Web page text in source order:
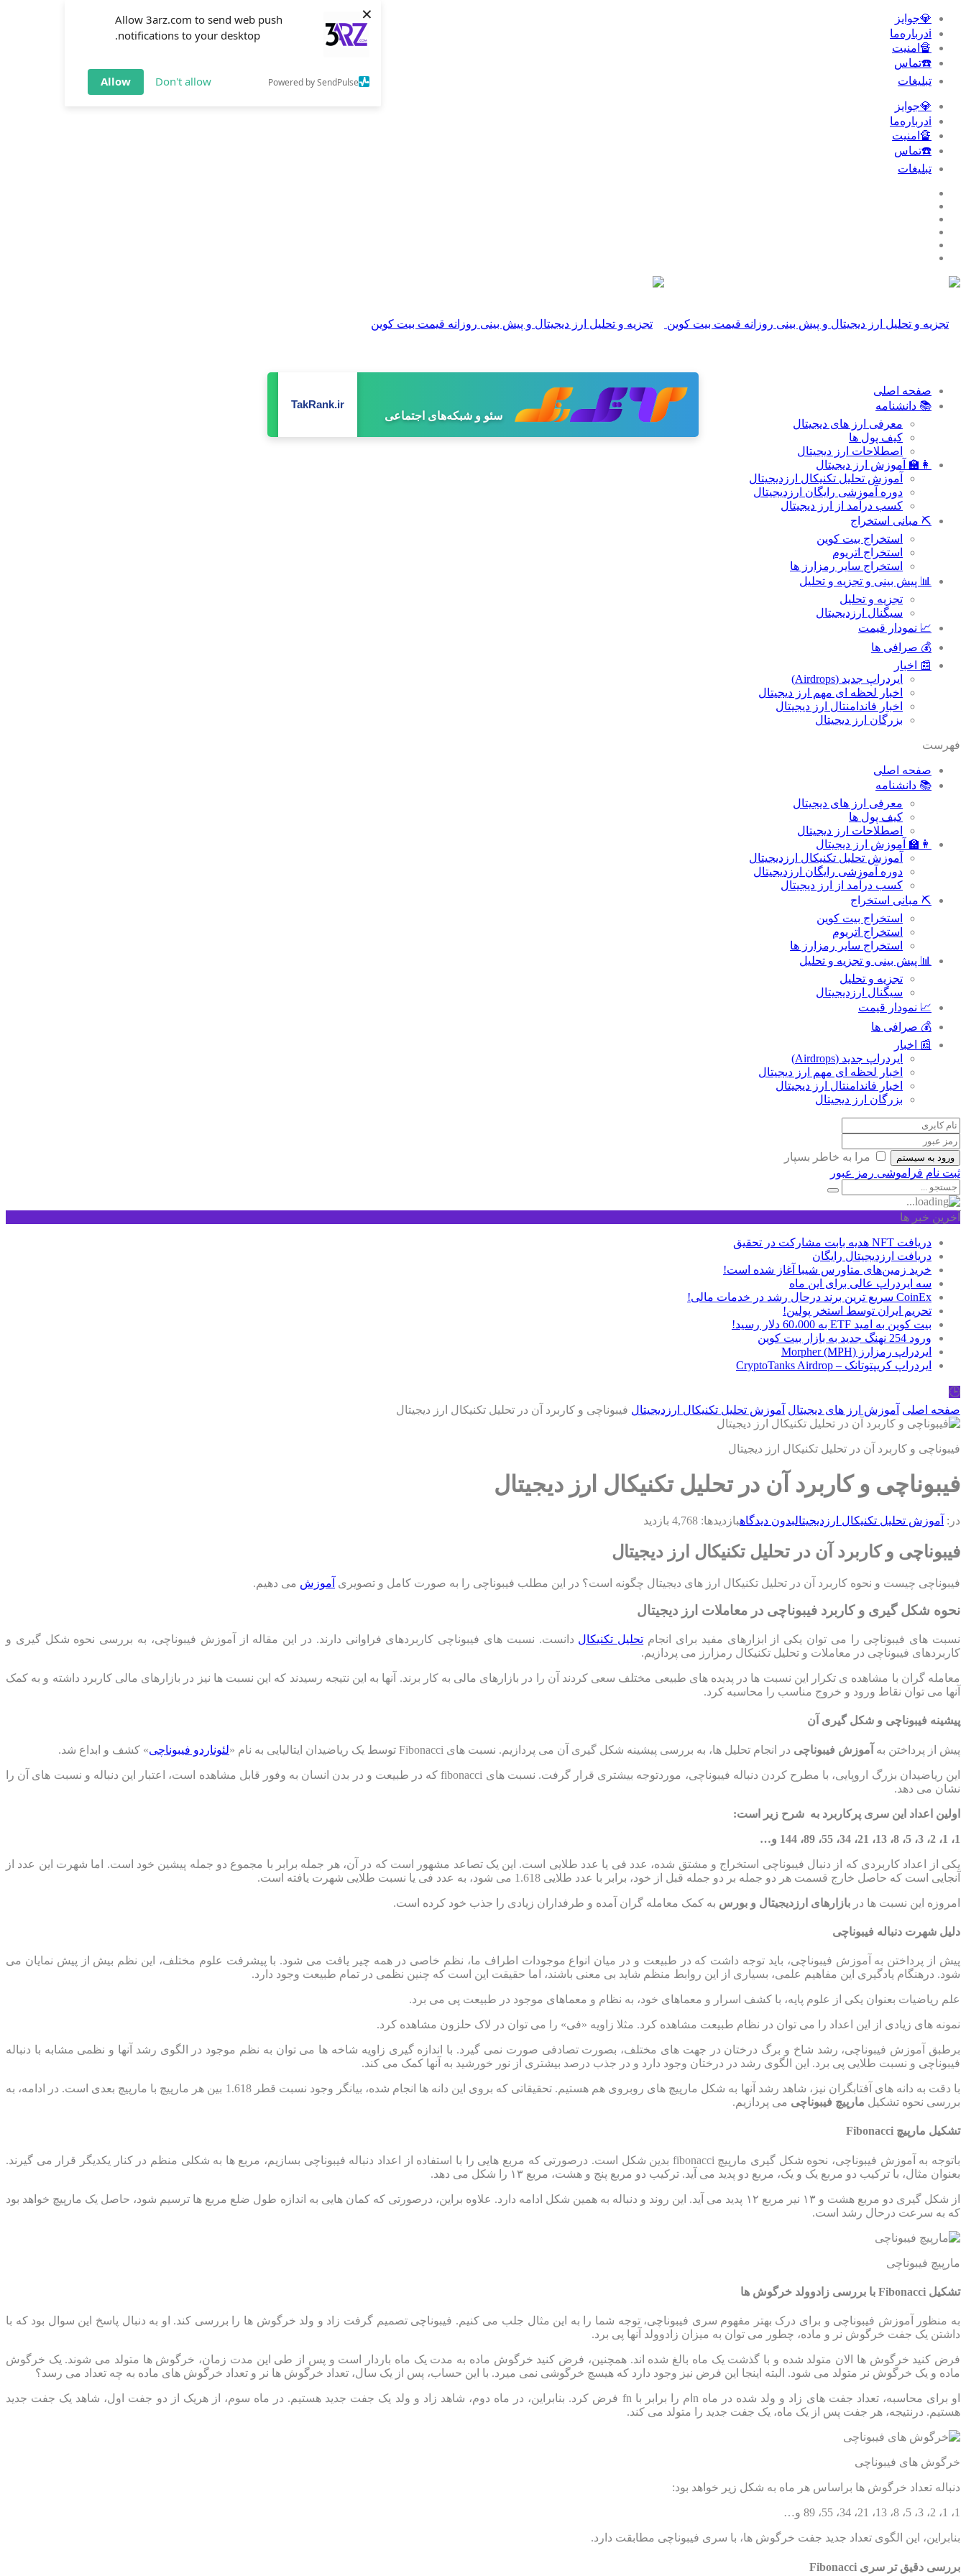
Allow 3arz.com to send web push
notifications to your desktop.
Powered by SendPulse
Don't allow
Allow
×
💎جوایز
ℹ️درباره‌ما
🔏امنیت
☎️تماس
تبلیغات‌
💎جوایز
ℹ️درباره‌ما
🔏امنیت
☎️تماس
تبلیغات‌
سئو و شبکه‌های اجتماعی
تولید محتوای تخصصی
TakRank.ir
صفحه اصلی
📚 دانشنامه
معرفی ارز های دیجیتال
کیف پول ها
اصطلاحات ارز دیجیتال
👩‍🏫 آموزش ارز دیجیتال
آموزش تحلیل تکنیکال ارزدیجیتال
دوره آموزشی رایگان ارزدیجیتال
کسب درآمد از ارز دیجیتال
⛏ مبانی استخراج
استخراج بیت کوین
استخراج اتریوم
استخراج سایر رمزارز ها
📊 پیش بینی و تجزیه و تحلیل
تجزیه و تحلیل
سیگنال ارزدیجیتال
📈 نمودار قیمت
💰 صرافی ها
📰 اخبار
ایردراپ جدید (Airdrops)
اخبار لحظه ای مهم ارز دیجیتال
اخبار فاندامنتال ارز دیجیتال
بزرگان ارز دیجیتال
فهرست
صفحه اصلی
📚 دانشنامه
معرفی ارز های دیجیتال
کیف پول ها
اصطلاحات ارز دیجیتال
👩‍🏫 آموزش ارز دیجیتال
آموزش تحلیل تکنیکال ارزدیجیتال
دوره آموزشی رایگان ارزدیجیتال
کسب درآمد از ارز دیجیتال
⛏ مبانی استخراج
استخراج بیت کوین
استخراج اتریوم
استخراج سایر رمزارز ها
📊 پیش بینی و تجزیه و تحلیل
تجزیه و تحلیل
سیگنال ارزدیجیتال
📈 نمودار قیمت
💰 صرافی ها
📰 اخبار
ایردراپ جدید (Airdrops)
اخبار لحظه ای مهم ارز دیجیتال
اخبار فاندامنتال ارز دیجیتال
بزرگان ارز دیجیتال
ورود به سیستم
مرا به خاطر بسپار
ثبت نام فراموشی رمز عبور
آخرین خبر ها
دریافت NFT هدیه بابت مشارکت در تحقیق
دریافت ارزدیجیتال رایگان
خرید زمین‌های متاورس شیبا آغاز شده است!
سه ایردراپ عالی برای این ماه
CoinEx سریع ترین برند درحال رشد در خدمات مالی!
تحریم ایران توسط استخر پولین!
بیت کوین به امید ETF به 60،000 دلار رسید!
ورود 254 نهنگ جدید به بازار بیت کوین
ایردراپ رمزارز Morpher (MPH)
ایردراپ کریپتوتانک – CryptoTanks Airdrop
🕒
صفحه اصلی آموزش ارز های دیجیتال آموزش تحلیل تکنیکال ارزدیجیتال فیبوناچی و کاربرد آن در تحلیل تکنیکال ارز دیجیتال
فیبوناچی و کاربرد آن در تحلیل تکنیکال ارز دیجیتال
فیبوناچی و کاربرد آن در تحلیل تکنیکال ارز دیجیتال
در: آموزش تحلیل تکنیکال ارزدیجیتالبدون دیدگاهبازدیدها: 4,768 بازدید
فیبوناچی و کاربرد آن در تحلیل تکنیکال ارز دیجیتال
فیبوناچی چیست و نحوه کاربرد آن در تحلیل تکنیکال ارز های دیجیتال چگونه است؟ در این مطلب فیبوناچی را به صورت کامل و تصویری آموزش می دهیم.
نحوه شکل گیری و کاربرد فیبوناچی در معاملات ارز دیجیتال
نسبت های فیبوناچی را می توان یکی از ابزارهای مفید برای انجام تحلیل تکنیکال دانست. نسبت های فیبوناچی کاربردهای فراوانی دارند. در این مقاله از آموزش فیبوناچی، به بررسی نحوه شکل گیری و
کاربردهای فیبوناچی در معاملات و تحلیل تکنیکال رمزارز می پردازیم.
معامله گران با مشاهده ی تکرار این نسبت ها در پدیده های طبیعی مختلف سعی کردند آن را در بازارهای مالی به کار برند. آنها به این نتیجه رسیدند که این نسبت ها نیز در بازارهای مالی کاربرد داشته و به کمک
آنها می توان نقاط ورود و خروج مناسب را محاسبه کرد.
پیشینه فیبوناچی و شکل گیری آن
پیش از پرداختن به آموزش فیبوناچی در انجام تحلیل ها، به بررسی پیشینه شکل گیری آن می پردازیم. نسبت های Fibonacci توسط یک ریاضیدان ایتالیایی به نام « لئوناردو فیبوناچی» کشف و ابداع شد.
این ریاضیدان بزرگ اروپایی، با مطرح کردن دنباله فیبوناچی، موردتوجه بیشتری قرار گرفت. نسبت های fibonacci که در طبیعت و در بدن انسان به وفور قابل مشاهده است، اعتبار این دنباله و نسبت های آن را
نشان می دهد.
اولین اعداد این سری پرکاربرد به شرح زیر است:
1، 1، 2، 3، 5، 8، 13، 21، 34، 55، 89، 144 و…
یکی از اعداد کاربردی که از دنبال فیبوناچی استخراج و مشتق شده، عدد فی یا عدد طلایی است. این یک تصاعد مشهور است که در آن، هر جمله برابر با مجموع دو جمله پیشین خود است. اما شهرت این عدد از
آنجایی است که حاصل خارج قسمت هر دو جمله بر دو جمله قبل از خود، برابر با عدد طلایی 1.618 می شود، به عدد فی یا نسبت طلایی شهرت یافته است.
امروزه این نسبت ها در بازارهای ارزدیجیتال و بورس به کمک معامله گران آمده و طرفداران زیادی را جذب خود کرده است.
دلیل شهرت دنباله فیبوناچی
پیش از پرداختن به آموزش فیبوناچی، باید توجه داشت که در طبیعت و در میان انواع موجودات اطراف ما، نظم خاصی در همه چیر یافت می شود. با پیشرفت علوم مختلف، این نظم بیش از پیش نمایان می
شود. درهنگام یادگیری این مفاهیم علمی، بسیاری از این روابط منظم شاید بی معنی باشند، اما حقیقت این است که چنین نظمی در تمام طبیعت وجود دارد.
علم ریاضیات بعنوان یکی از علوم پایه، با کشف اسرار و معماهای خود، به نظام و معماهای موجود در طبیعت پی می برد.
نمونه های زیادی از این اعداد را می توان در نظام طبیعت مشاهده کرد. مثلا زاویه «فی» را می توان در لاک حلزون مشاهده کرد.
برطبق آموزش فیبوناچی، رشد شاخ و برگ درختان در جهت های مختلف، بصورت تصادفی صورت نمی گیرد. با اندازه گیری زاویه شاخه ها می توان به نظم موجود در الگوی رشد آنها و نظمی مشابه با دنباله
فیبوناچی و نسبت طلایی پی برد. این الگوی رشد در درختان وجود دارد و در جذب درصد بیشتری از نور خورشید به آنها کمک می کند.
با دقت به دانه های آفتابگران نیز، شاهد رشد آنها به شکل مارپیچ های روبروی هم هستیم. تحقیقاتی که بروی این دانه ها انجام شده، بیانگر وجود نسبت قطر 1.618 بین هر مارپیچ با مارپیچ بعدی است. در ادامه، به
بررسی نحوه تشکیل مارپیچ فیبوناچی می پردازیم.
تشکیل مارپیچ Fibonacci
باتوجه به آموزش فیبوناچی، نحوه شکل گیری مارپیچ fibonacci بدین شکل است. درصورتی که مربع هایی را با استفاده از اعداد دنباله فیبوناچی بسازیم، مربع ها به شکلی منظم در کنار یکدیگر قرار می گیرند.
بعنوان مثال، با ترکیب دو مربع یک و یک، مربع دو پدید می آید. ترکیب دو مربع پنج و هشت، مربع ۱۳ را شکل می دهد.
از شکل گیری دو مربع هشت و ۱۳ نیر مربع ۱۲ پدید می آید. این روند و دنباله به همین شکل ادامه دارد. علاوه براین، درصورتی که کمان هایی به اندازه طول ضلع مربع ها ترسیم شود، حاصل یک مارپیچ خواهد بود
که به سرعت درحال رشد است.
مارپیچ فیبوناچی
تشکیل Fibonacci با بررسی زادوولد خرگوش ها
به منظور آموزش فیبوناچی و برای درک بهتر مفهوم سری فیبوناچی، توجه شما را به این مثال جلب می کنیم. فیبوناچی تصمیم گرفت زاد و ولد خرگوش ها را بررسی کند. او به دنبال پاسخ این سوال بود که با
داشتن یک جفت خرگوش نر و ماده، چطور می توان به میزان زادوولد آنها پی برد.
فرض کنید خرگوش ها الان متولد شده و با گذشت یک ماه بالغ شده اند. همچنین، فرض کنید خرگوش ماده به مدت یک ماه باردار است و پس از طی این مدت زمان، خرگوش ها متولد می شوند. یک خرگوش
ماده و یک خرگوش نر متولد می شود. البته اینجا این فرض نیز وجود دارد که هیسچ خرگوشی نمی میرد. با این حساب، پس از یک سال، تعداد خرگوش ها نر و تعداد خرگوش های ماده به چه تعداد می رسد؟
او برای محاسبه، تعداد جفت های زاد و ولد شده در ماه nام را برابر با fn فرض کرد. بنابراین، در ماه دوم، شاهد زاد و ولد یک جفت جدید هستیم. در ماه سوم، از هریک از دو جفت اول، شاهد یک جفت جدید
هستیم. درنتیجه، هر جفت پس از یک ماه، یک جفت جدید را متولد می کند.
خرگوش های فیبوناچی
دنباله تعداد خرگوش ها براساس هر ماه به شکل زیر خواهد بود:
1، 1، 2، 3، 5، 8، 13، 21، 34، 55، 89 و…
بنابراین، این الگوی تعداد جدید جفت خرگوش ها، با سری فیبوناچی مطابقت دارد.
بررسی دقیق تر سری Fibonacci